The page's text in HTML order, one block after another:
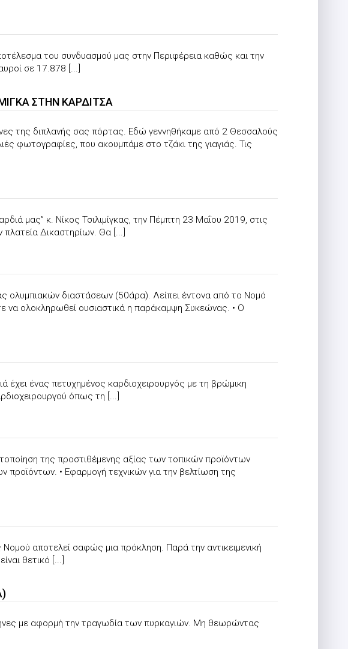
του συνδυασμού μας στην Περιφέρεια καθώς και την
σε 17.878 [...]
ΣΤΗΝ ΚΑΡΔΙΤΣΑ
της διπλανής σας πόρτας. Εδώ γεννηθήκαμε από 2 Θεσσαλούς
φωτογραφίες, που ακουμπάμε στο τζάκι της γιαγιάς. Τις
μας” κ. Νίκος Τσιλιμίγκας, την Πέμπτη 23 Μαΐου 2019, στις
πλατεία Δικαστηρίων. Θα [...]
ολυμπιακών διαστάσεων (50άρα). Λείπει έντονα από το Νομό
να ολοκληρωθεί ουσιαστικά η παράκαμψη Συκεώνας. • Ο
έχει ένας πετυχημένος καρδιοχειρουργός με τη βρώμικη
όπως τη [...]
της προστιθέμενης αξίας των τοπικών προϊόντων
προϊόντων. • Εφαρμογή τεχνικών για την βελτίωση της
αποτελεί σαφώς μια πρόκληση. Παρά την αντικειμενική
θετικό [...]
με αφορμή την τραγωδία των πυρκαγιών. Μη θεωρώντας